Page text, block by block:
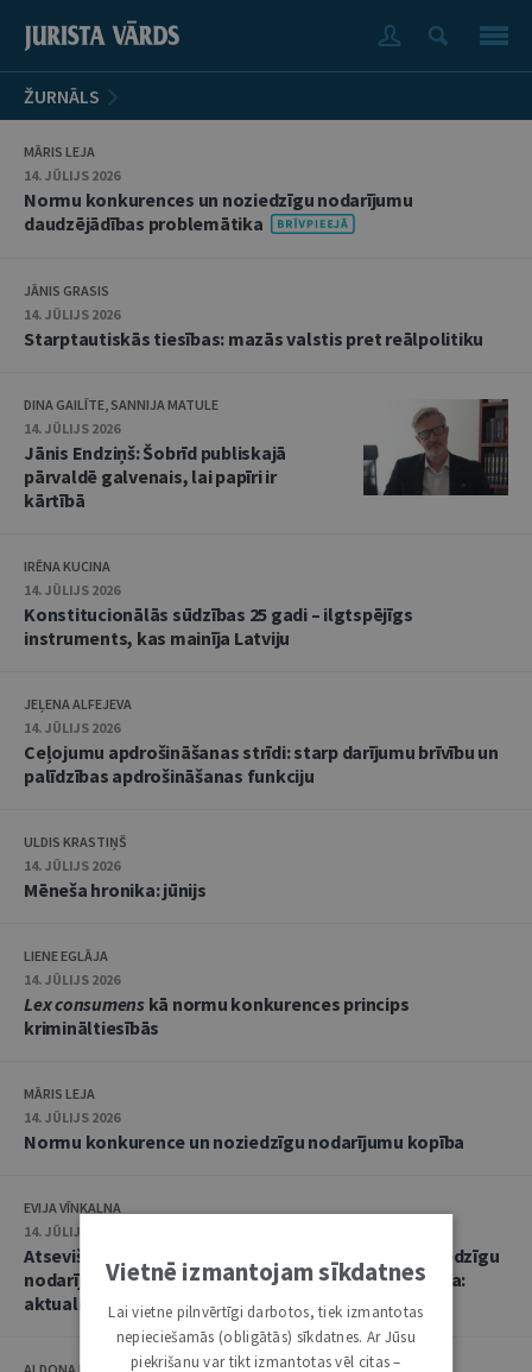
ŽURNĀLS
MĀRIS LEJA
14. JŪLIJS 2026
Normu konkurences un noziedzīgu nodarījumu
daudzējādības problemātika
JĀNIS GRASIS
14. JŪLIJS 2026
Starptautiskās tiesības: mazās valstis pret reālpolitiku
DINA GAILĪTE, SANNIJA MATULE
14. JŪLIJS 2026
Jānis Endziņš: Šobrīd publiskajā
pārvaldē galvenais, lai papīri ir
kārtībā
IRĒNA KUCINA
14. JŪLIJS 2026
Konstitucionālās sūdzības 25 gadi – ilgtspējīgs
instruments, kas mainīja Latviju
JEĻENA ALFEJEVA
14. JŪLIJS 2026
Ceļojumu apdrošināšanas strīdi: starp darījumu brīvību un
palīdzības apdrošināšanas funkciju
ULDIS KRASTIŅŠ
14. JŪLIJS 2026
Mēneša hronika: jūnijs
LIENE EGLĀJA
14. JŪLIJS 2026
Lex consumenskā normu konkurences princips
krimināltiesībās
MĀRIS LEJA
14. JŪLIJS 2026
Normu konkurence un noziedzīgu nodarījumu kopība
EVIJA VĪNKALNA
14. JŪLIJS 2026
Atsevišķa (vienota) noziedzīga nodarījuma un noziedzīgu
nodarījumu kopības kvalifikācija un soda noteikšana:
aktualitātes praksē
Vietnē izmantojam sīkdatnes
Lai vietne pilnvērtīgi darbotos, tiek izmantotas
nepieciešamās (obligātās) sīkdatnes. Ar Jūsu
piekrišanu var tikt izmantotas vēl citas –